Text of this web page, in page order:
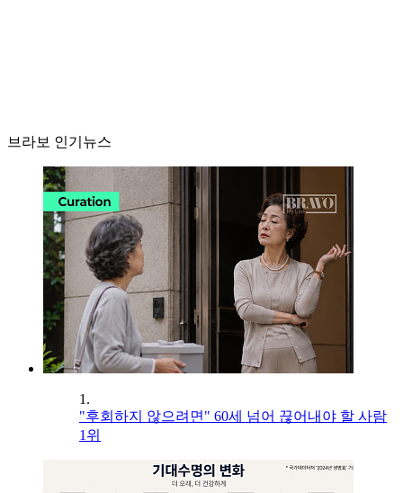
브라보 인기뉴스
1.
"후회하지 않으려면" 60세 넘어 끊어내야 할 사람
1위